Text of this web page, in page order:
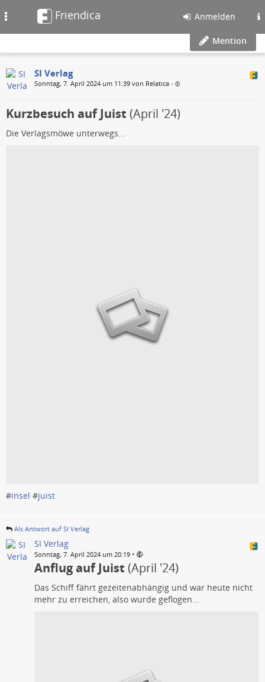
Friendica Anmelden
Mention
SI Verlag
Sonntag, 7. April 2024 um 11:39 von Relatica •
Kurzbesuch auf Juist (April '24)
Die Verlagsmöwe unterwegs...
#insel #juist
Als Antwort auf SI Verlag
SI Verlag
Sonntag, 7. April 2024 um 20:19 •
Anflug auf Juist (April '24)
Das Schiff fährt gezeitenabhängig und war heute nicht
mehr zu erreichen, also wurde geflogen...